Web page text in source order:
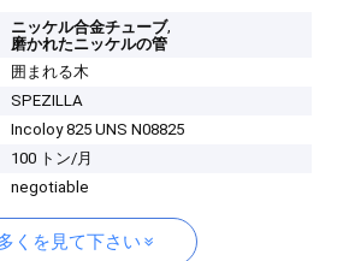
ニッケル合金チューブ,
磨かれたニッケルの管
囲まれる木
SPEZILLA
Incoloy 825 UNS N08825
100 トン/月
negotiable
くを見て下さい